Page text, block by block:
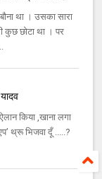
था । उसका सारा
कुछ छोटा था । पर
किया ,खाना लगा
थ्रू भिजवा दूँ .....?